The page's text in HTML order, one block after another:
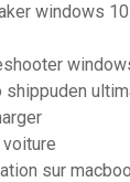
windows
shippuden
sur